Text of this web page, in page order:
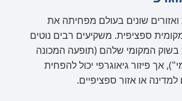
שונים בעולם מפחיתה את
ספציפית. משקיעים רבים נוטים
המקומי שלהם (תופעה המכונה
אך פיזור גיאוגרפי יכול להפחית
למדינה או אזור ספציפיים.